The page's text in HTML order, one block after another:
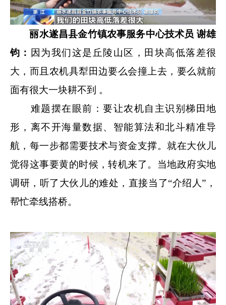
丽水遂昌县金竹镇农事服务中心技术员 谢雄
钧： 因为我们这是丘陵山区，田块高低落差很
大，而且农机具犁田边要么会撞上去，要么就前
面有很大一块耕不到 。
难题摆在眼前：要让农机自主识别梯田地
形，离不开海量数据、智能算法和北斗精准导
航，每一步都需要技术与资金支撑。就在大伙儿
觉得这事要黄的时候，转机来了。当地政府实地
调研，听了大伙儿的难处，直接当了“介绍人”，
帮忙牵线搭桥。